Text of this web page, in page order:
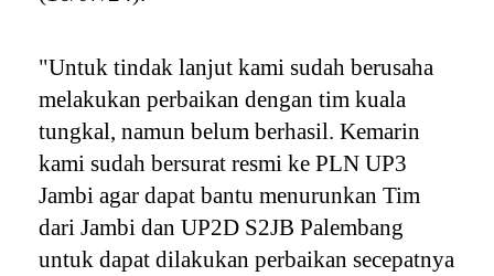
"Untuk tindak lanjut kami sudah berusaha
melakukan perbaikan dengan tim kuala
tungkal, namun belum berhasil. Kemarin
kami sudah bersurat resmi ke PLN UP3
Jambi agar dapat bantu menurunkan Tim
dari Jambi dan UP2D S2JB Palembang
untuk dapat dilakukan perbaikan secepatnya